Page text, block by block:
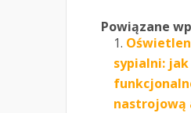
Powiązane
sypialni: jak
nastrojową